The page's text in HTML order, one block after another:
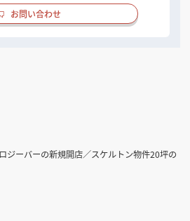
お問い合わせ
ジーバーの新規開店／スケルトン物件20坪の